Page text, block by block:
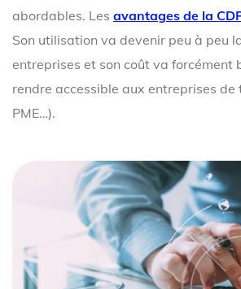
abordables. Les avantages de la
Son utilisation va devenir peu à peu
entreprises et son coût va forcément
rendre accessible aux entreprises de
PME…).